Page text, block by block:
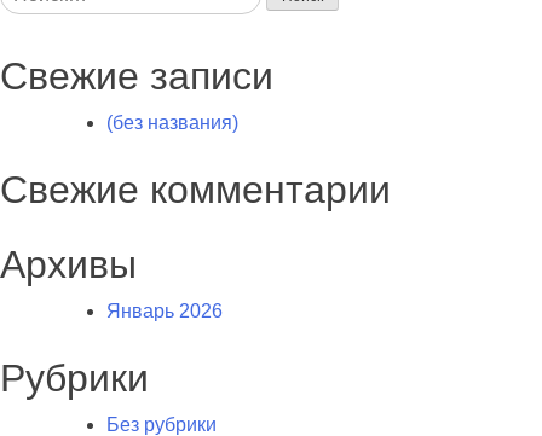
Свежие записи
(без названия)
Свежие комментарии
Архивы
Январь 2026
Рубрики
Без рубрики